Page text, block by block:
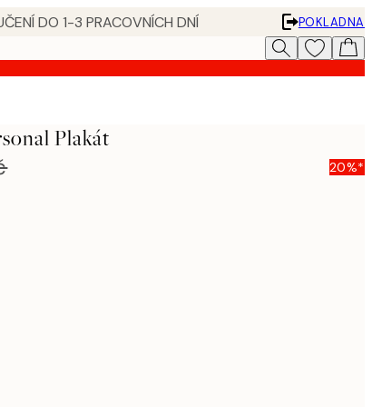
DO 1-3 PRACOVNÍCH DNÍ
POKLADNA
Plakát
20%*